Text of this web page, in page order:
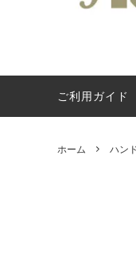
Kuat / 車載
Kuat / クア
About Us
ご利用ガイド
ホーム ハン